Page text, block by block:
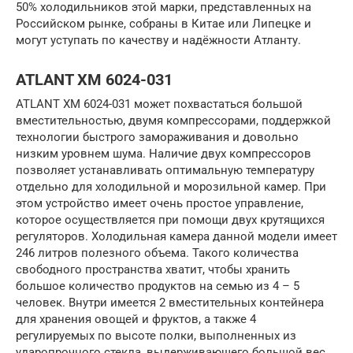
50% холодильников этой марки, представленных на
Российском рынке, собраны в Китае или Липецке и
могут уступать по качеству и надёжности Атланту.
ATLANT ХМ 6024-031
ATLANT XM 6024-031 может похвастаться большой
вместительностью, двумя компрессорами, поддержкой
технологии быстрого замораживания и довольно
низким уровнем шума. Наличие двух компрессоров
позволяет устанавливать оптимальную температуру
отдельно для холодильной и морозильной камер. При
этом устройство имеет очень простое управление,
которое осуществляется при помощи двух крутящихся
регуляторов. Холодильная камера данной модели имеет
246 литров полезного объема. Такого количества
свободного пространства хватит, чтобы хранить
большое количество продуктов на семью из 4 – 5
человек. Внутри имеется 2 вместительных контейнера
для хранения овощей и фруктов, а также 4
регулируемых по высоте полки, выполненных из